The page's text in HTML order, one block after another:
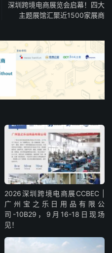
深圳跨境电商展览会启幕！四大
主题展馆汇聚近1500家展商
2026深圳跨境电商展CCBEC |
广州宝之乐日用品有限公
司-10B29，9月16-18日现场
见！